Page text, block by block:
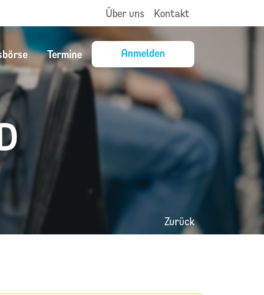
Über uns Kontakt
Termine Anmelden
Zurück